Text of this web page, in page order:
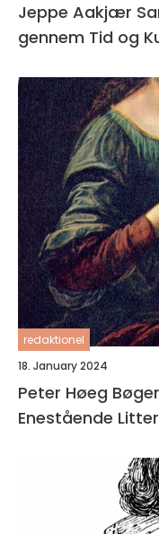
Jeppe Aakjær
gennem Tid og
redaktionel
18. January 2024
Peter Høeg
Enestående